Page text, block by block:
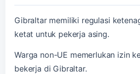
Gibraltar memiliki regulasi
ketat untuk pekerja asing.
Warga non-UE memerlukan izin
bekerja di Gibraltar.